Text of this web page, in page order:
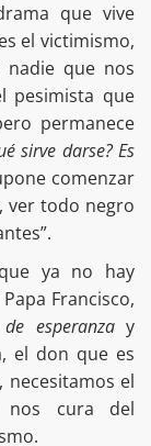
que vive
el victimismo,
nadie que nos
pesimista que
permanece
sirve darse? Es
comenzar
ver todo negro
ya no hay
Francisco,
esperanzay
el don que es
el
nos cura del